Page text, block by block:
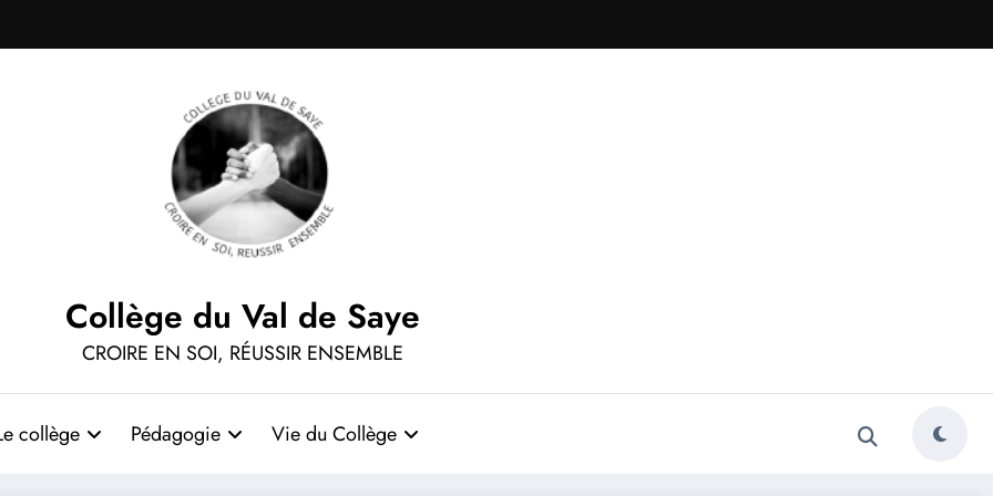
Collège du Val de Saye
CROIRE EN SOI, RÉUSSIR ENSEMBLE
collège Pédagogie Vie du Collège